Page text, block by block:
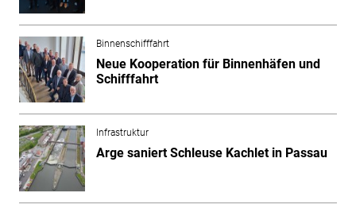
Binnenschifffahrt
Neue Kooperation für Binnenhäfen und
Schifffahrt
Infrastruktur
Arge saniert Schleuse Kachlet in Passau